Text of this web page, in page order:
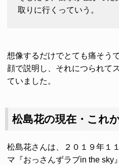
取りに行くっていう。
想像するだけでとても痛そう
顔で説明し、それにつられて
ていました。
松島花の現在・これ
松島花さんは、２０１９年１
マ『おっさんずラブin the sky